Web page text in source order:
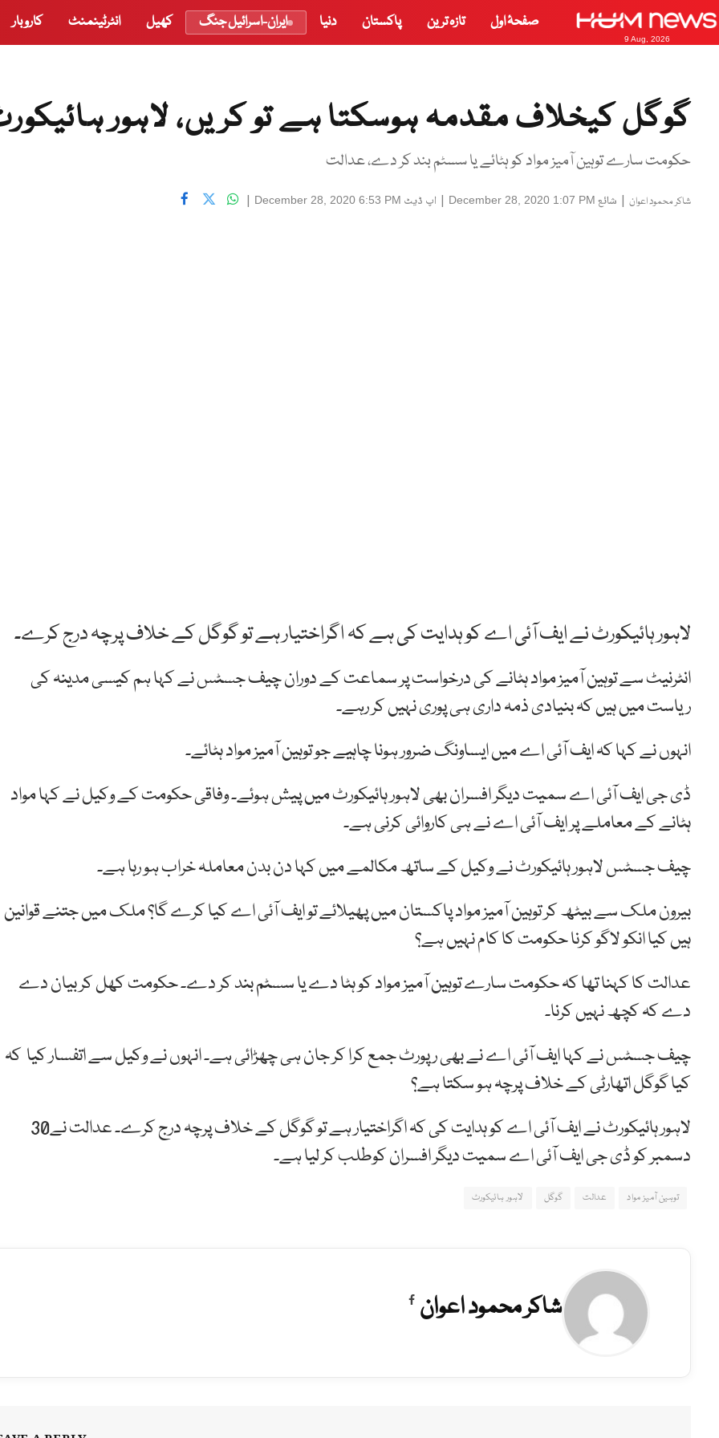
9 Aug, 2026
صفحۂ اول تازہ ترین پاکستان دنیا ایران-اسرائیل جنگ کھیل انٹرٹینمنٹ کاروبار
گوگل کیخلاف مقدمہ ہوسکتا ہے تو کریں، لاہور
حکومت سارے توہین آمیز مواد کو ہٹائے یا سسٹم بند کر دے، عدالت
شاکر محمود اعوان | شائع December 28, 2020 1:07 PM
| اپ ڈیٹ December 28, 2020 6:53 PM
|
لاہور ہائیکورٹ نے ایف آئی اے کو ہدایت کی ہے کہ اگراختیار ہے تو گوگل کے خلاف پرچہ درج کرے۔
انٹرنیٹ سے توہین آمیز مواد ہٹانے کی درخواست پر سماعت کے دوران چیف جسٹس نے کہا ہم کیسی مدینہ کی
ریاست میں ہیں کہ بنیادی ذمہ داری ہی پوری نہیں کر رہے۔
انہوں نے کہا کہ ایف آئی اے میں ایساونگ ضرور ہونا چاہیے جو توہین آمیز مواد ہٹائے۔
ڈی جی ایف آئی اے سمیت دیگر افسران بھی لاہور ہائیکورٹ میں پیش ہوئے۔ وفاقی حکومت کے وکیل نے کہا مواد
ہٹانے کے معاملے پر ایف آئی اے نے ہی کاروائی کرنی ہے۔
چیف جسٹس لاہور ہائیکورٹ نے وکیل کے ساتھ مکالمے میں کہا دن بدن معاملہ خراب ہو رہا ہے۔
بیرون ملک سے بیٹھ کر توہین آمیز مواد پاکستان میں پھیلائے تو ایف آئی اے کیا کرے گا؟ ملک میں جتنے قوانین
ہیں کیا انکو لاگو کرنا حکومت کا کام نہیں ہے؟
عدالت کا کہنا تھا کہ حکومت سارے توہین آمیز مواد کو ہٹا دے یا سسٹم بند کر دے۔ حکومت کھل کر بیان دے
دے کہ کچھ نہیں کرنا۔
چیف جسٹس نے کہا ایف آئی اے نے بھی رپورٹ جمع کرا کر جان ہی چھڑائی ہے۔ انہوں نے وکیل سے اتفسار کیا کہ
کیا گوگل اتھارٹی کے خلاف پرچہ ہو سکتا ہے؟
لاہور ہائیکورٹ نے ایف آئی اے کو ہدایت کی کہ اگراختیار ہے تو گوگل کے خلاف پرچہ درج کرے۔ عدالت نے30
دسمبر کو ڈی جی ایف آئی اے سمیت دیگر افسران کوطلب کر لیا ہے۔
توہین آمیز مواد عدالت گوگل لاہور ہائیکورٹ
شاکر محمود اعوان Facebook